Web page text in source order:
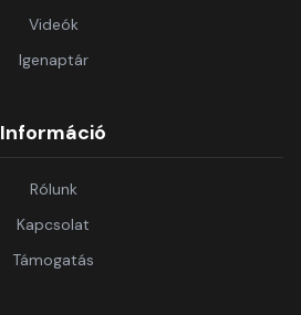
Videók
Igenaptár
Információ
Rólunk
Kapcsolat
Támogatás